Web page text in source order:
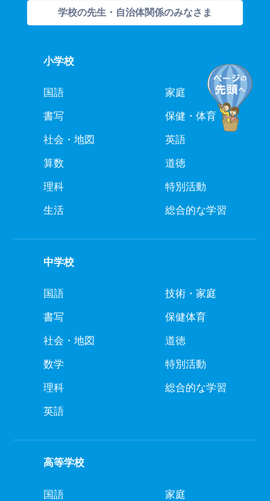
学校の先生・自治体関係のみなさま
小学校
国語
書写
社会・地図
算数
理科
生活
家庭
保健・体育
英語
道徳
特別活動
総合的な学習
中学校
国語
書写
社会・地図
数学
理科
英語
技術・家庭
保健体育
道徳
特別活動
総合的な学習
高等学校
国語 家庭